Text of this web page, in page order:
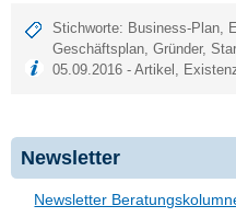
Stichworte: Business-Plan,
Geschäftsplan,Gründer,
05.09.2016 -Artikel ,
Newsletter
Newsletter